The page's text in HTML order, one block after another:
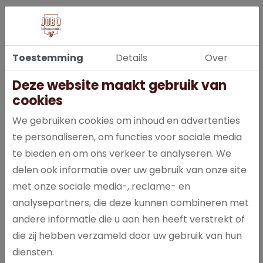
Koffie toebehoren
Iets in de koffie? Ook voor suiker, melk, roerstaafjes en andere
koffie toebehoren kunt u bij ons terecht. Zo kunt u uw koffie altijd
helemaal naar wens drinken. Bij Jobo Koffie leveren wij al uw
De beste koffiemachines
Een goede koffiemachine is essentieel voor de lekkerste koffie.
Bij Jobo Koffie leveren wij u een koffiemachine die perfect
aansluit op uw koffie wensen. Zo vraagt een kopje bonen koffie
om een koffiemachine die bonen kan vermalen en heeft
vriesdroogkoffie weer ander materiaal nodig. De
koffiemachines zijn van hoge kwaliteit, waardoor ze lang
Toestemming Details Over
Deze website maakt gebruik van
cookies
We gebruiken cookies om inhoud en advertenties
te personaliseren, om functies voor sociale media
te bieden en om ons verkeer te analyseren. We
delen ook informatie over uw gebruik van onze site
met onze sociale media-, reclame- en
analysepartners, die deze kunnen combineren met
andere informatie die u aan hen heeft verstrekt of
die zij hebben verzameld door uw gebruik van hun
diensten.